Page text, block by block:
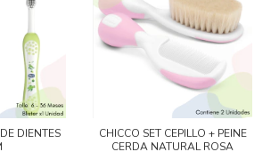
DIENTES
CHICCO SET CEPILLO + PEINE
CERDA NATURAL ROSA